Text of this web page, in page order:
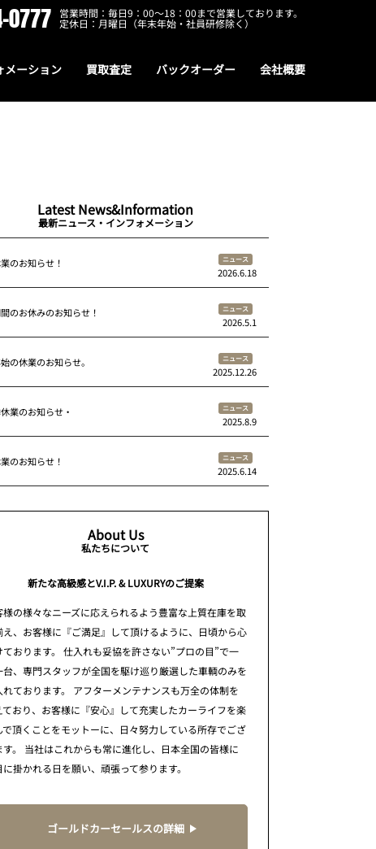
0777 営業時間：毎日9：00～18：00まで営業しております。
定休日：月曜日（年末年始・社員研修除く）
メーション 買取査定 バックオーダー 会社概要
Latest News&Information
最新ニュース・インフォメーション
のお知らせ！ ニュース
2026.6.18
のお休みのお知らせ！ ニュース
2026.5.1
の休業のお知らせ。 ニュース
2025.12.26
業のお知らせ・ ニュース
2025.8.9
のお知らせ！ ニュース
2025.6.14
About Us
私たちについて
新たな高級感とV.I.P. & LUXURYのご提案
様の様々なニーズに応えられるよう豊富な上質在庫を取
え、お客様に『ご満足』して頂けるように、日頃から心
ております。 仕入れも妥協を許さない”プロの目”で一
台、専門スタッフが全国を駆け巡り厳選した車輌のみを
れております。 アフターメンテナンスも万全の体制を
ており、お客様に『安心』して充実したカーライフを楽
で頂くことをモットーに、日々努力している所存でござ
す。 当社はこれからも常に進化し、日本全国の皆様に
に掛かれる日を願い、頑張って参ります。
ゴールドカーセールスの詳細